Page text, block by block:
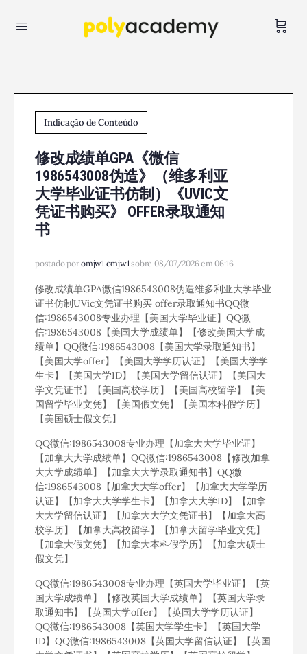
Indicação de Conteúdo
修改成绩单GPA《微信
1986543008伪造》（维多利亚
大学毕业证书仿制）《UVIC文
凭证书购买》 OFFER录取通知
书
postado poromjw1 omjw1sobre 08/07/2026 em 06:16
修改成绩单GPA微信1986543008伪造维多利亚大学毕业
证书仿制UVic文凭证书购买 offer录取通知书QQ微
信:1986543008专业办理【美国大学毕业证】QQ微
信:1986543008【美国大学成绩单】【修改美国大学成
绩单】QQ微信:1986543008【美国大学录取通知书】
【美国大学offer】【美国大学学历认证】【美国大学学
生卡】【美国大学ID】【美国大学留信认证】【美国大
学文凭证书】【美国高校学历】【美国高校留学】【美
国留学毕业文凭】【美国假文凭】【美国本科假学历】
【美国硕士假文凭】
QQ微信:1986543008专业办理【加拿大大学毕业证】
【加拿大大学成绩单】QQ微信:1986543008【修改加拿
大大学成绩单】【加拿大大学录取通知书】QQ微
信:1986543008【加拿大大学offer】【加拿大大学学历
认证】【加拿大大学学生卡】【加拿大大学ID】【加拿
大大学留信认证】【加拿大大学文凭证书】【加拿大高
校学历】【加拿大高校留学】【加拿大留学毕业文凭】
【加拿大假文凭】【加拿大本科假学历】【加拿大硕士
假文凭】
QQ微信:1986543008专业办理【英国大学毕业证】【英
国大学成绩单】【修改英国大学成绩单】【英国大学录
取通知书】【英国大学offer】【英国大学学历认证】
QQ微信:1986543008【英国大学学生卡】【英国大学
ID】QQ微信:1986543008【英国大学留信认证】【英国